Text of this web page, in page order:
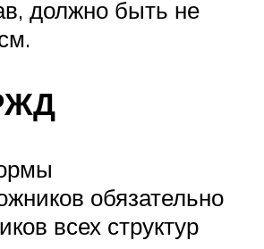
должно быть не
обязательно
всех структур